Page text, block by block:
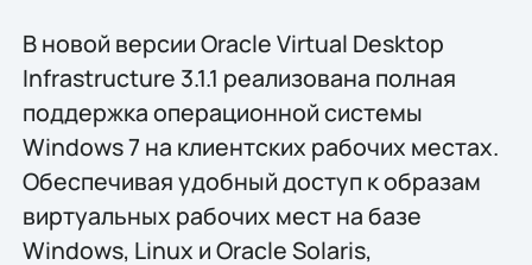
В новой версии Oracle Virtual Desktop
Infrastructure 3.1.1 реализована полная
поддержка операционной системы
Windows 7 на клиентских рабочих местах.
Обеспечивая удобный доступ к образам
виртуальных рабочих мест на базе
Windows, Linux и Oracle Solaris,